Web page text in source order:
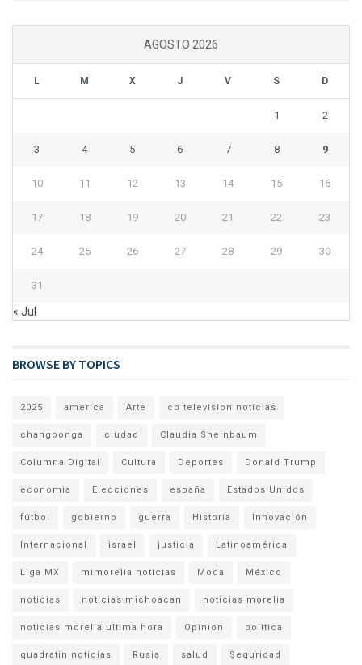
AGOSTO 2026
L M X J V S D
1 2
3 4 5 6 7 8 9
10 11 12 13 14 15 16
17 18 19 20 21 22 23
24 25 26 27 28 29 30
31
« Jul
BROWSE BY TOPICS
2025 america Arte cb television noticias
changoonga ciudad Claudia Sheinbaum
Columna Digital Cultura Deportes Donald Trump
economia Elecciones españa Estados Unidos
fútbol gobierno guerra Historia Innovación
Internacional israel justicia Latinoamérica
Liga MX mimorelia noticias Moda México
noticias noticias michoacan noticias morelia
noticias morelia ultima hora Opinion politica
quadratin noticias Rusia salud Seguridad